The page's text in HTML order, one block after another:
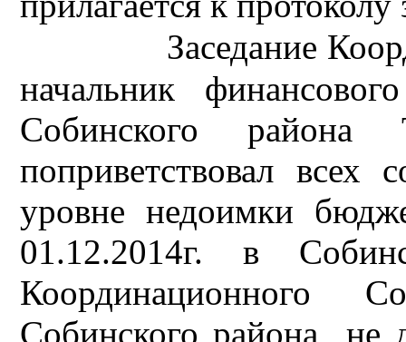
Заседание
начальник
Собинского района
поприветствовал всех
уровне недоимки
01.12.2014г. в
Координационного
Собинского района
не